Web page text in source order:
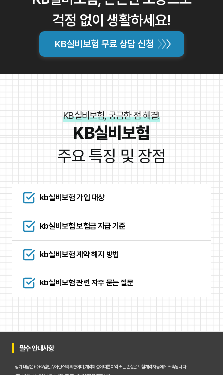
고객 만족을 위해 노력하고 있습니다.
걱정 없이 생활하세요!
KB실비보험 무료 상담 신청
KB실비보험, 궁금한 점 해결!
KB실비보험
주요 특징 및 장점
kb실비보험 가입 대상
kb실비보험 보험금 지급 기준
kb실비보험 계약 해지 방법
kb실비보험 관련 자주 묻는 질문
필수 안내사항
상기 내용은 (주)쇼엠인슈어런스의 의견이며, 계약체결에 따른 이익 또는 손실은 보험계약자 등에게 귀속됩니다.